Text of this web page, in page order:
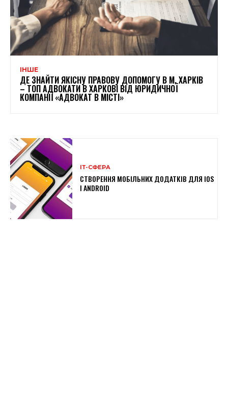
ІНШЕ
ДЕ ЗНАЙТИ ЯКІСНУ ПРАВОВУ ДОПОМОГУ В М. ХАРКІВ
– ТОП АДВОКАТИ В ХАРКОВІ ВІД ЮРИДИЧНОЇ
КОМПАНІЇ «АДВОКАТ В МІСТІ»
ІТ-СФЕРА
СТВОРЕННЯ МОБІЛЬНИХ ДОДАТКІВ ДЛЯ IOS
І ANDROID